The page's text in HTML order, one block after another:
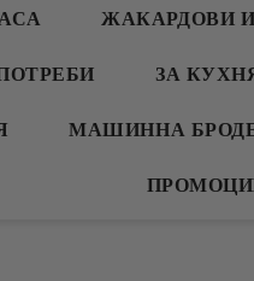
ЖАКАРДОВИ
ЗА
МАШИННА